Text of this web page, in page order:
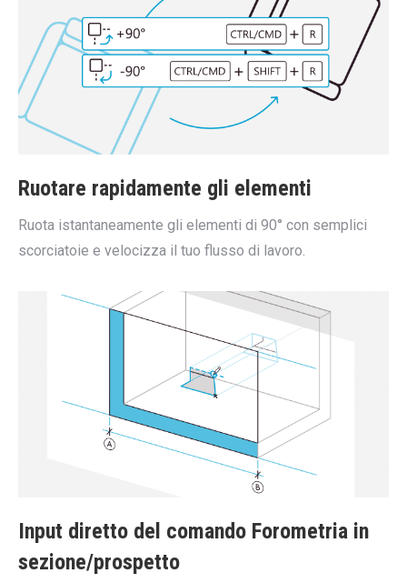
Ruotare rapidamente gli elementi
Ruota istantaneamente gli elementi di 90° con semplici
scorciatoie e velocizza il tuo flusso di lavoro.
Input diretto del comando Forometria in
sezione/prospetto